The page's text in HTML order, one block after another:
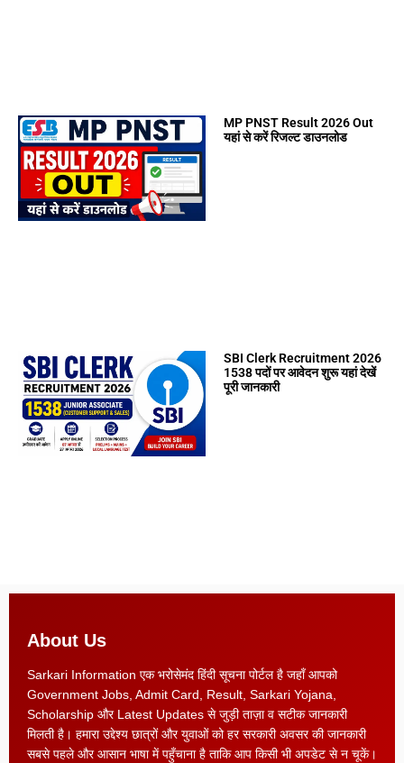
MP PNST Result 2026 Out
यहां से करें रिजल्ट डाउनलोड
SBI Clerk Recruitment 2026
1538 पदों पर आवेदन शुरू यहां देखें
पूरी जानकारी
About Us
Sarkari Information एक भरोसेमंद हिंदी सूचना पोर्टल है जहाँ आपको
Government Jobs, Admit Card, Result, Sarkari Yojana,
Scholarship और Latest Updates से जुड़ी ताज़ा व सटीक जानकारी
मिलती है। हमारा उद्देश्य छात्रों और युवाओं को हर सरकारी अवसर की जानकारी
सबसे पहले और आसान भाषा में पहुँचाना है ताकि आप किसी भी अपडेट से न चूकें।